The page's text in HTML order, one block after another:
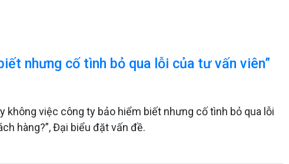
nhưng cố tình bỏ qua lỗi của tư vấn viên”
không việc công ty bảo hiểm biết nhưng cố tình bỏ qua lỗi
hàng?”, Đại biểu đặt vấn đề.